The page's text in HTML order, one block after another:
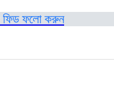
ফিড ফলো করুন